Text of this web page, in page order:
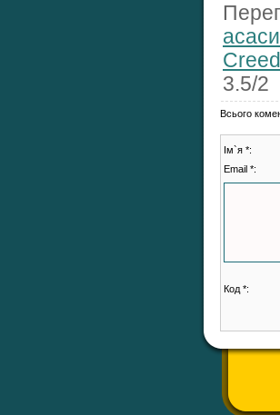
3.5/2
Всього
Ім`я *:
Email *:
Код *: